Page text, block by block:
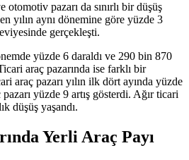
pazarı da sınırlı bir düşüş
yılın aynı dönemine göre yüzde 3
gerçekleşti.
yüzde 6 daraldı ve 290 bin 870
araç pazarında ise farklı bir
araç pazarı yılın ilk dört ayında yüzde
yüzde 9 artış gösterdi. Ağır ticari
düşüş yaşandı.
Yerli Araç Payı